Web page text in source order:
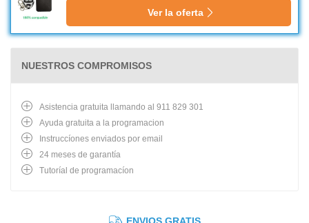
Ver la oferta
NUESTROS COMPROMISOS
Asistencia gratuita llamando al 911 829 301
Ayuda gratuita a la programacion
Instruccíones enviados por email
24 meses de garantía
Tutoríal de programacíon